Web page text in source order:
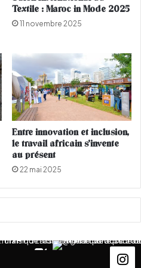
Textile : Maroc in Mode 2025
11 novembre 2025
Entre innovation et inclusion,
le travail africain s’invente
au présent
22 mai 2025